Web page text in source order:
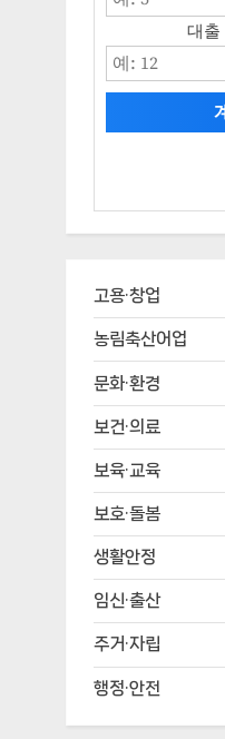
대출
고용·창업
농림축산어업
문화·환경
보건·의료
보육·교육
보호·돌봄
생활안정
임신·출산
주거·자립
행정·안전